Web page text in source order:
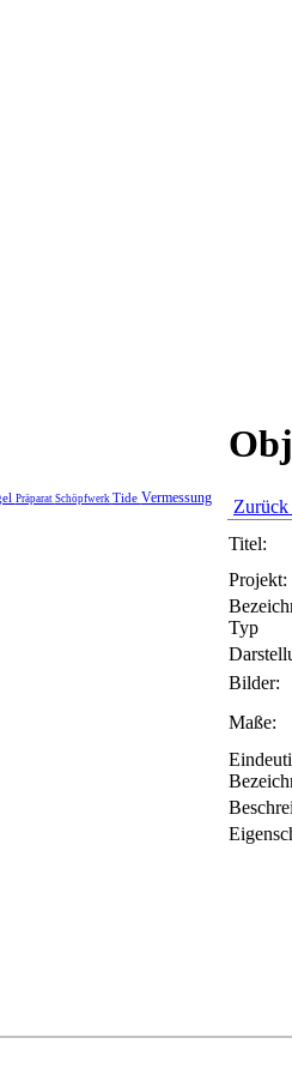
Präparat Schöpfwerk Tide Vermessung
Zurück
Titel:
Projekt:
Typ
Bilder:
Maße: